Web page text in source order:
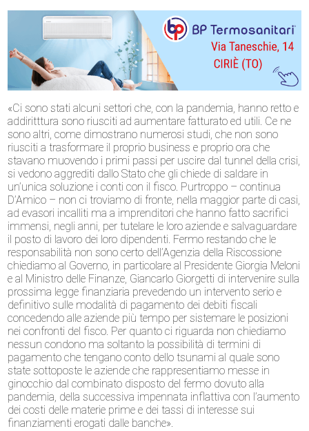
«Ci sono stati alcuni settori che, con la pandemia, hanno retto e
addiritttura sono riusciti ad aumentare fatturato ed utili. Ce ne
sono altri, come dimostrano numerosi studi, che non sono
riusciti a trasformare il proprio business e proprio ora che
stavano muovendo i primi passi per uscire dal tunnel della crisi,
si vedono aggrediti dallo Stato che gli chiede di saldare in
un’unica soluzione i conti con il fisco. Purtroppo – continua
D’Amico – non ci troviamo di fronte, nella maggior parte di casi,
ad evasori incalliti ma a imprenditori che hanno fatto sacrifici
immensi, negli anni, per tutelare le loro aziende e salvaguardare
il posto di lavoro dei loro dipendenti. Fermo restando che le
responsabilità non sono certo dell’Agenzia della Riscossione
chiediamo al Governo, in particolare al Presidente Giorgia Meloni
e al Ministro delle Finanze, Giancarlo Giorgetti di intervenire sulla
prossima legge finanziaria prevedendo un intervento serio e
definitivo sulle modalità di pagamento dei debiti fiscali
concedendo alle aziende più tempo per sistemare le posizioni
nei confronti del fisco. Per quanto ci riguarda non chiediamo
nessun condono ma soltanto la possibilità di termini di
pagamento che tengano conto dello tsunami al quale sono
state sottoposte le aziende che rappresentiamo messe in
ginocchio dal combinato disposto del fermo dovuto alla
pandemia, della successiva impennata inflattiva con l’aumento
dei costi delle materie prime e dei tassi di interesse sui
finanziamenti erogati dalle banche».